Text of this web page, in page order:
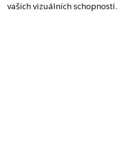
vašich vizuálních schopností.